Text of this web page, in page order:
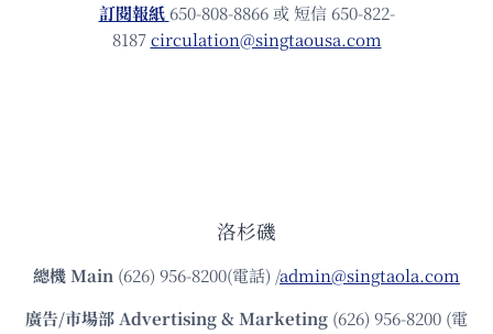
訂閱報紙 650-808-8866 或 短信 650-822-
8187circulation@singtaousa.com
洛杉磯
總機Main (626) 956-8200(電話) /admin@singtaola.com
廣告/市場部Advertising & Marketing (626) 956-8200 (電